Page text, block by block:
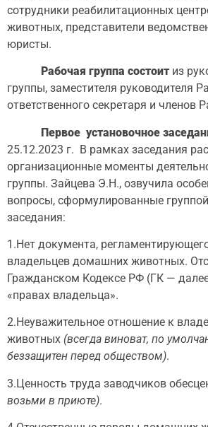
сотрудники реабилитационных
животных, представители
юристы.
Рабочая группа состоитиз
группы, заместителя руководителя
ответственного секретаря и членов
Первое установочное
25.12.2023 г. В рамках заседания
организационные моменты
группы. Зайцева Э.Н., озвучила
вопросы, сформулированные
заседания:
1.Нет документа,
владельцев домашних животных.
Гражданском Кодексе РФ (ГК —
«правах владельца».
2.Неуважительное отношение к
животных (всегда виноват, по
беззащитен перед обществом).
3.Ценность труда заводчиков
возьми в приюте).